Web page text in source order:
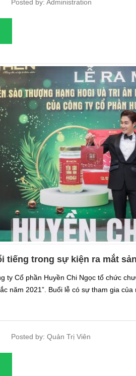
Posted by: Administration
tiếng trong sự kiện ra mắt
ty Cổ phần Huyền Chi Ngọc tổ chức
năm 2021”. Buổi lễ có sự tham gia
Posted by: Quản Trị Viên